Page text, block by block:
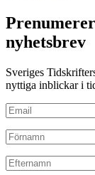
nyhetsbrev
Sveriges
nyttiga inblickar i